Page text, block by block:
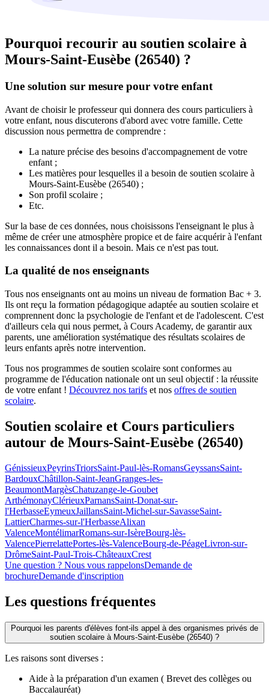
Pourquoi recourir au soutien scolaire à
Mours-Saint-Eusèbe (26540) ?
Une solution sur mesure pour votre enfant
Avant de choisir le professeur qui donnera des cours particuliers à
votre enfant, nous discuterons d'abord avec votre famille. Cette
discussion nous permettra de comprendre :
La nature précise des besoins d'accompagnement de votre
enfant ;
Les matières pour lesquelles il a besoin de soutien scolaire à
Mours-Saint-Eusèbe (26540) ;
Son profil scolaire ;
Etc.
Sur la base de ces données, nous choisissons l'enseignant le plus à
même de créer une atmosphère propice et de faire acquérir à l'enfant
les connaissances dont il a besoin. Mais ce n'est pas tout.
La qualité de nos enseignants
Tous nos enseignants ont au moins un niveau de formation Bac + 3.
Ils ont reçu la formation pédagogique adaptée au soutien scolaire et
comprennent donc la psychologie de l'enfant et de l'adolescent. C'est
d'ailleurs cela qui nous permet, à Cours Academy, de garantir aux
parents, une amélioration systématique des résultats scolaires de
leurs enfants après notre intervention.
Tous nos programmes de soutien scolaire sont conformes au
programme de l'éducation nationale ont un seul objectif : la réussite
de votre enfant ! Découvrez nos tarifs et nos offres de soutien
scolaire.
Soutien scolaire et Cours particuliers
autour de Mours-Saint-Eusèbe (26540)
GénissieuxPeyrinsTriorsSaint-Paul-lès-RomansGeyssansSaint-
BardouxChâtillon-Saint-JeanGranges-les-
BeaumontMargèsChatuzange-le-Goubet
ArthémonayClérieuxParnansSaint-Donat-sur-
l'HerbasseEymeuxJaillansSaint-Michel-sur-SavasseSaint-
LattierCharmes-sur-l'HerbasseAlixan
ValenceMontélimarRomans-sur-IsèreBourg-lès-
ValencePierrelattePortes-lès-ValenceBourg-de-PéageLivron-sur-
DrômeSaint-Paul-Trois-ChâteauxCrest
Une question ? Nous vous rappelonsDemande de
brochureDemande d'inscription
Les questions fréquentes
Pourquoi les parents d'élèves font-ils appel à des organismes privés de
soutien scolaire à Mours-Saint-Eusèbe (26540) ?
Les raisons sont diverses :
Aide à la préparation d'un examen ( Brevet des collèges ou
Baccalauréat)